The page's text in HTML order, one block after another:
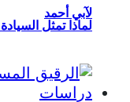
لآبي أحمد
دراسات
لماذا تمثل